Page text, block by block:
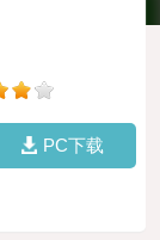
PC下载